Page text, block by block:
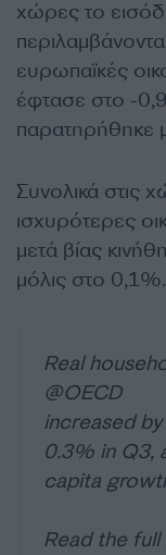
χώρες το
ευρωπαϊκές
έφτασε στο -
παρατηρήθηκε
Συνολικά στις
ισχυρότερες
μετά βίας
μόλις στο 0,1%.
Real
@OECD
increased
0.3% in Q3,
capita
Read the full